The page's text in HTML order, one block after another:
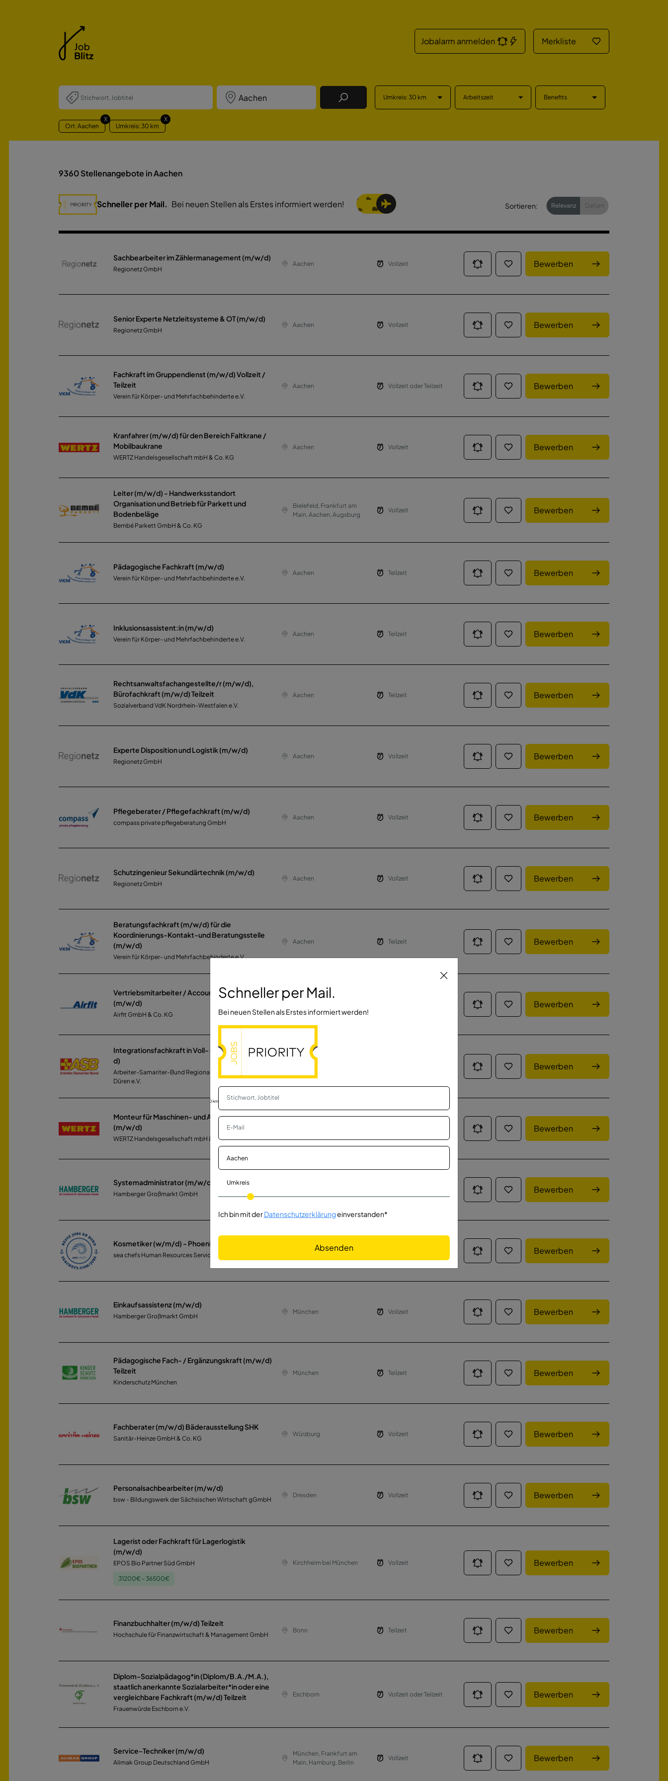
Jobalarm anmelden Merkliste
Job Finden Umkreis: 30 km Arbeitszeit Benefits
Ort: Aachen
X
Umkreis: 30 km
X
9360Stellenangebote in Aachen
Schneller per Mail. Bei neuen Stellen als Erstes informiert werden! Sortieren: Relevanz Datum
Sachbearbeiter im Zählermanagement (m/w/d)
Regionetz GmbH
Aachen Vollzeit Bewerben
Senior Experte Netzleitsysteme & OT (m/w/d)
Regionetz GmbH
Aachen Vollzeit Bewerben
Fachkraft im Gruppendienst (m/w/d) Vollzeit /
Teilzeit
Verein für Körper- und Mehrfachbehinderte e.V.
Aachen Vollzeit oder Teilzeit Bewerben
Kranfahrer (m/w/d) für den Bereich Faltkrane /
Mobilbaukrane
WERTZ Handelsgesellschaft mbH & Co. KG
Aachen Vollzeit Bewerben
Leiter (m/w/d) - Handwerksstandort
Organisation und Betrieb für Parkett und
Bodenbeläge
Bembé Parkett GmbH & Co. KG
Bielefeld, Frankfurt am
Main, Aachen, Augsburg
Vollzeit Bewerben
Pädagogische Fachkraft (m/w/d)
Verein für Körper- und Mehrfachbehinderte e.V.
Aachen Teilzeit Bewerben
Inklusionsassistent:in (m/w/d)
Verein für Körper- und Mehrfachbehinderte e.V.
Aachen Teilzeit Bewerben
Rechtsanwaltsfachangestellte/r (m/w/d),
Bürofachkraft (m/w/d) Teilzeit
Sozialverband VdK Nordrhein-Westfalen e.V.
Aachen Teilzeit Bewerben
Experte Disposition und Logistik (m/w/d)
Regionetz GmbH
Aachen Vollzeit Bewerben
Pflegeberater / Pflegefachkraft (m/w/d)
compass private pflegeberatung GmbH
Aachen Vollzeit Bewerben
Schutzingenieur Sekundärtechnik (m/w/d)
Regionetz GmbH
Aachen Vollzeit Bewerben
Beratungsfachkraft (m/w/d) für die
Koordinierungs-Kontakt-und Beratungsstelle
(m/w/d)
Verein für Körper- und Mehrfachbehinderte e.V.
Aachen Teilzeit Bewerben
Vertriebsmitarbeiter / Account Manager
(m/w/d)
Airfit GmbH & Co. KG
Bewerben
Integrationsfachkraft in Voll- und Teilzeit (m, w,
d)
Arbeiter-Samariter-Bund Regionalverband Rhein-Erft/
Düren e.V.
Bewerben
Monteur für Maschinen- und Anlagentransport
(m/w/d)
WERTZ Handelsgesellschaft mbH & Co. KG
Bewerben
Systemadministrator (m/w/d)
Hamberger Großmarkt GmbH Bewerben
Kosmetiker (w/m/d) - Phoenix Reisen
sea chefs Human Resources Services GmbH
weltweit Bewerben
Einkaufsassistenz (m/w/d)
Hamberger Großmarkt GmbH
München Vollzeit Bewerben
Pädagogische Fach- / Ergänzungskraft (m/w/d)
Teilzeit
Kinderschutz München
München Teilzeit Bewerben
Fachberater (m/w/d) Bäderausstellung SHK
Sanitär-Heinze GmbH & Co. KG
Würzburg Vollzeit Bewerben
Personalsachbearbeiter (m/w/d)
bsw - Bildungswerk der Sächsischen Wirtschaft gGmbH
Dresden Vollzeit Bewerben
Lagerist oder Fachkraft für Lagerlogistik
(m/w/d)
EPOS Bio Partner Süd GmbH
31200€ - 36500€
Kirchheim bei München Vollzeit Bewerben
Finanzbuchhalter (m/w/d) Teilzeit
Hochschule für Finanzwirtschaft & Management GmbH
Bonn Teilzeit Bewerben
Diplom-Sozialpädagog*in (Diplom/B.A./M.A.),
staatlich anerkannte Sozialarbeiter*in oder eine
vergleichbare Fachkraft (m/w/d) Teilzeit
Frauenwürde Eschborn e.V.
Eschborn Vollzeit oder Teilzeit Bewerben
Service-Techniker (m/w/d)
Alimak Group Deutschland GmbH
München, Frankfurt am
Main, Hamburg, Berlin
Vollzeit Bewerben
Schneller per Mail.
Bei neuen Stellen als Erstes informiert werden!
Umkreis
30 km
Ich bin mit derDatenschutzerklärungeinverstanden*
Absenden